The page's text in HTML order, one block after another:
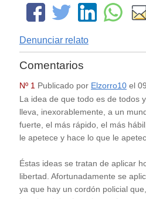
Denunciar relato
Comentarios
Nº 1 Publicado por Elzorro10el
La idea de que todo es de todos
lleva, inexorablemente, a un
fuerte, el más rápido, el más
le apetece y hace lo que le
Éstas ideas se tratan de aplicar
libertad. Afortunadamente se
ya que hay un cordón policial